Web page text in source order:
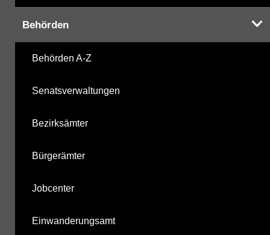
Behörden
Behörden A-Z
Senatsverwaltungen
Bezirksämter
Bürgerämter
Jobcenter
Einwanderungsamt